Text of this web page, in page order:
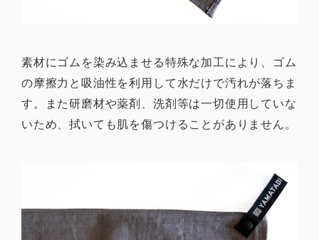
素材にゴムを染み込ませる特殊な加工により、ゴム
の摩擦力と吸油性を利用して水だけで汚れが落ちま
す。また研磨材や薬剤、洗剤等は一切使用していな
いため、拭いても肌を傷つけることがありません。